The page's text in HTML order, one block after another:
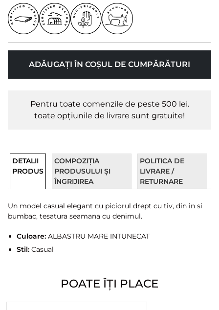
ADĂUGAȚI ÎN COȘUL DE CUMPĂRĂTURI
Pentru toate comenzile de peste 500 lei.
toate opțiunile de livrare sunt gratuite!
DETALII
PRODUS
COMPOZIȚIA
PRODUSULUI ȘI
ÎNGRIJIREA
POLITICA DE
LIVRARE /
RETURNARE
Un model casual elegant cu piciorul drept cu tiv, din in si
bumbac, tesatura seamana cu denimul.
Culoare:ALBASTRU MARE INTUNECAT
Stil:Casual
POATE ÎȚI PLACE